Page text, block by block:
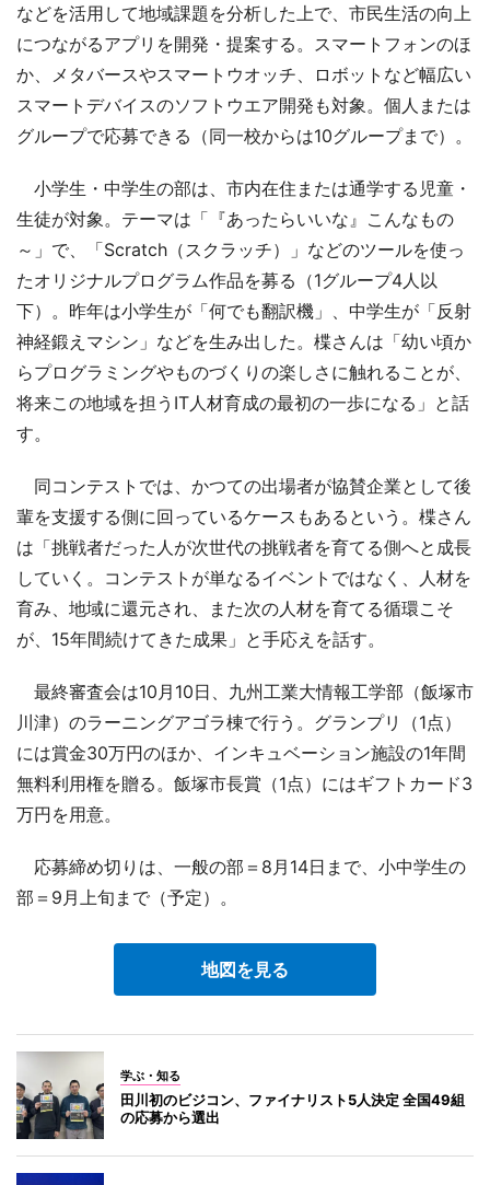
などを活用して地域課題を分析した上で、市民生活の向上
につながるアプリを開発・提案する。スマートフォンのほ
か、メタバースやスマートウオッチ、ロボットなど幅広い
スマートデバイスのソフトウエア開発も対象。個人または
グループで応募できる（同一校からは10グループまで）。
小学生・中学生の部は、市内在住または通学する児童・
生徒が対象。テーマは「『あったらいいな』こんなもの
～」で、「Scratch（スクラッチ）」などのツールを使っ
たオリジナルプログラム作品を募る（1グループ4人以
下）。昨年は小学生が「何でも翻訳機」、中学生が「反射
神経鍛えマシン」などを生み出した。楪さんは「幼い頃か
らプログラミングやものづくりの楽しさに触れることが、
将来この地域を担うIT人材育成の最初の一歩になる」と話
す。
同コンテストでは、かつての出場者が協賛企業として後
輩を支援する側に回っているケースもあるという。楪さん
は「挑戦者だった人が次世代の挑戦者を育てる側へと成長
していく。コンテストが単なるイベントではなく、人材を
育み、地域に還元され、また次の人材を育てる循環こそ
が、15年間続けてきた成果」と手応えを話す。
最終審査会は10月10日、九州工業大情報工学部（飯塚市
川津）のラーニングアゴラ棟で行う。グランプリ（1点）
には賞金30万円のほか、インキュベーション施設の1年間
無料利用権を贈る。飯塚市長賞（1点）にはギフトカード3
万円を用意。
応募締め切りは、一般の部＝8月14日まで、小中学生の
部＝9月上旬まで（予定）。
地図を見る
学ぶ・知る
田川初のビジコン、ファイナリスト5人決定 全国49組
の応募から選出